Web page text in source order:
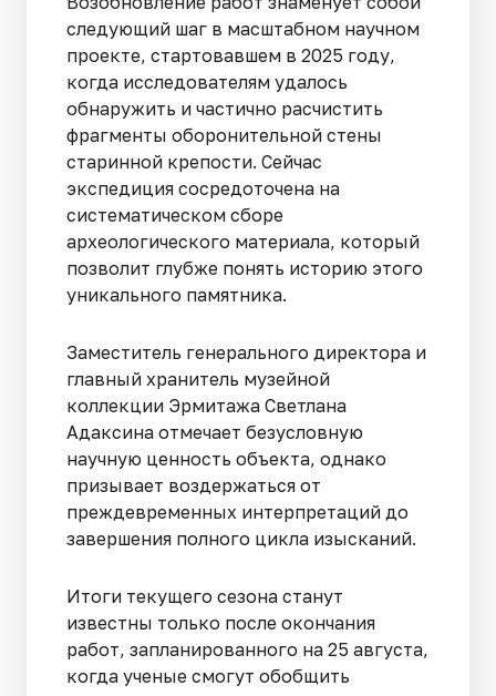
следующий шаг в масштабном научном
проекте, стартовавшем в 2025 году,
когда исследователям удалось
обнаружить и частично расчистить
фрагменты оборонительной стены
старинной крепости. Сейчас
экспедиция сосредоточена на
систематическом сборе
археологического материала, который
позволит глубже понять историю этого
уникального памятника.
Заместитель генерального директора и
главный хранитель музейной
коллекции Эрмитажа Светлана
Адаксина отмечает безусловную
научную ценность объекта, однако
призывает воздержаться от
преждевременных интерпретаций до
завершения полного цикла изысканий.
Итоги текущего сезона станут
известны только после окончания
работ, запланированного на 25 августа,
когда ученые смогут обобщить